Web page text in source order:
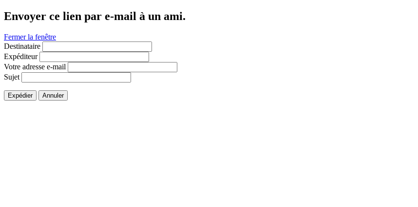
Envoyer ce lien par e-mail à un ami.
Fermer la fenêtre
Destinataire
Expéditeur
Votre adresse e-mail
Sujet
Expédier Annuler